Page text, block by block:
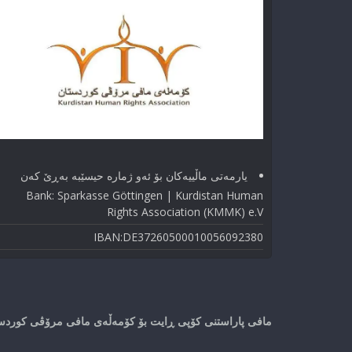
یارمەتی ماڵییەکان بۆ ئەو ژماره حیسێبە بەڕێ کەن
Bank: Sparkasse Göttingen | Kurdistan Human
Rights Association (KMMK) e.V
IBAN:DE37260500010056092380
مافی پاراستنی کۆپی ڕایت بۆ کۆمەڵەی مافی مرۆڤی